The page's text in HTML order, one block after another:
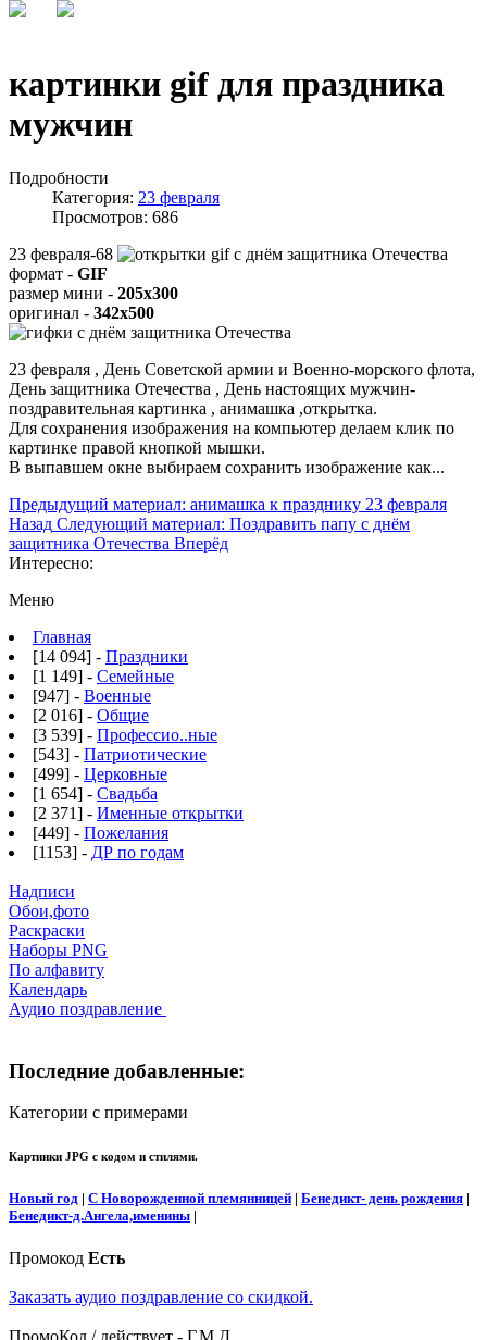
картинки gif для праздника
мужчин
Подробности
Категория: 23 февраля
Просмотров: 686
23 февраля-68
формат - GIF
размер мини - 205x300
оригинал - 342x500
23 февраля , День Советской армии и Военно-морского флота,
День защитника Отечества , День настоящих мужчин-
поздравительная картинка , анимашка ,открытка.
Для сохранения изображения на компьютер делаем клик по
картинке правой кнопкой мышки.
В выпавшем окне выбираем сохранить изображение как...
Предыдущий материал: анимашка к празднику 23 февраля
Назад Следующий материал: Поздравить папу с днём
защитника Отечества Вперёд
Интересно:
Меню
Главная
[14 094] - Праздники
[1 149] - Семейные
[947] - Военные
[2 016] - Общие
[3 539] - Профессио..ные
[543] - Патриотические
[499] - Церковные
[1 654] - Свадьба
[2 371] - Именные открытки
[449] - Пожелания
[1153] - ДР по годам
Надписи
Обои,фото
Раскраски
Наборы PNG
По алфавиту
Календарь
Аудио поздравление
Последние добавленные:
Категории с примерами
Картинки JPG с кодом и стилями.
Новый год | С Новорожденной племянницей | Бенедикт- день рождения |
Бенедикт-д.Ангела,именины |
Промокод Есть
Заказать аудио поздравление со скидкой.